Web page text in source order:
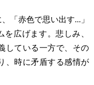
「赤色で思い出す...」
広げます。悲しみ、
している一方で、その
、時に矛盾する感情が